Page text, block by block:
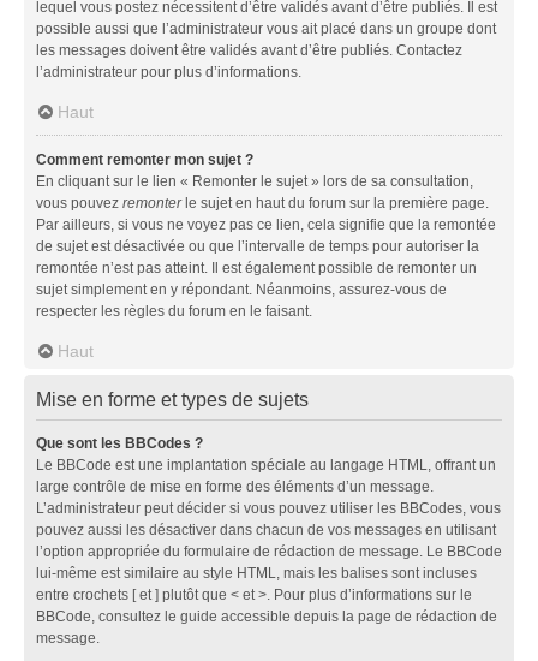
lequel vous postez nécessitent d’être validés avant d’être publiés. Il est
possible aussi que l’administrateur vous ait placé dans un groupe dont
les messages doivent être validés avant d’être publiés. Contactez
l’administrateur pour plus d’informations.
Haut
Comment remonter mon sujet ?
En cliquant sur le lien « Remonter le sujet » lors de sa consultation,
vous pouvez remonterle sujet en haut du forum sur la première page.
Par ailleurs, si vous ne voyez pas ce lien, cela signifie que la remontée
de sujet est désactivée ou que l’intervalle de temps pour autoriser la
remontée n’est pas atteint. Il est également possible de remonter un
sujet simplement en y répondant. Néanmoins, assurez-vous de
respecter les règles du forum en le faisant.
Haut
Mise en forme et types de sujets
Que sont les BBCodes ?
Le BBCode est une implantation spéciale au langage HTML, offrant un
large contrôle de mise en forme des éléments d’un message.
L’administrateur peut décider si vous pouvez utiliser les BBCodes, vous
pouvez aussi les désactiver dans chacun de vos messages en utilisant
l’option appropriée du formulaire de rédaction de message. Le BBCode
lui-même est similaire au style HTML, mais les balises sont incluses
entre crochets [ et ] plutôt que < et >. Pour plus d’informations sur le
BBCode, consultez le guide accessible depuis la page de rédaction de
message.